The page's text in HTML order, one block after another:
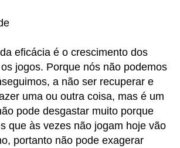
eficácia é o crescimento dos
jogos. Porque nós não podemos
a não ser recuperar e
uma ou outra coisa, mas é um
pode desgastar muito porque
que às vezes não jogam hoje vão
portanto não pode exagerar